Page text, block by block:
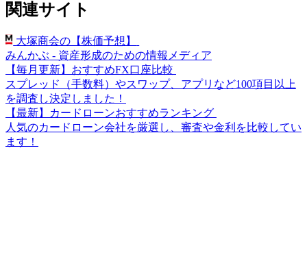
関連サイト
大塚商会の【株価予想】
みんかぶ - 資産形成のための情報メディア
【毎月更新】おすすめFX口座比較
スプレッド（手数料）やスワップ、アプリなど100項目以上
を調査し決定しました！
【最新】カードローンおすすめランキング
人気のカードローン会社を厳選し、審査や金利を比較してい
ます！